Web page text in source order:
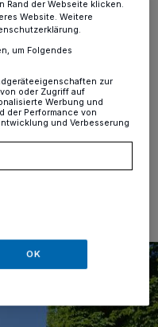
im öffentlichen
Gruitener Straße (L
Lesezeit
Rand der Webseite klicken.
Website. Weitere
um Folgendes
zur
oder Zugriff auf
Werbung und
der Performance von
und Verbesserung
OK